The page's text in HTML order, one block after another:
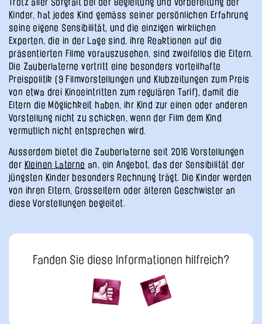
Trotz aller Sorgfalt bei der Begleitung und Vorbereitung der
Kinder, hat jedes Kind gemäss seiner persönlichen Erfahrung
seine eigene Sensibilität, und die einzigen wirklichen
Experten, die in der Lage sind, ihre Reaktionen auf die
präsentierten Filme vorauszusehen, sind zweifellos die Eltern.
Die Zauberlaterne vertritt eine besonders vorteilhafte
Preispolitik (9 Filmvorstellungen und Klubzeitungen zum Preis
von etwa drei Kinoeintritten zum regulären Tarif), damit die
Eltern die Möglichkeit haben, ihr Kind zur einen oder anderen
Vorstellung nicht zu schicken, wenn der Film dem Kind
vermutlich nicht entsprechen wird.
Ausserdem bietet die Zauberlaterne seit 2016 Vorstellungen
der Kleinen Laterne an, ein Angebot, das der Sensibilität der
jüngsten Kinder besonders Rechnung trägt. Die Kinder werden
von ihren Eltern, Grosseltern oder älteren Geschwister an
diese Vorstellungen begleitet.
Fanden Sie diese Informationen hilfreich?